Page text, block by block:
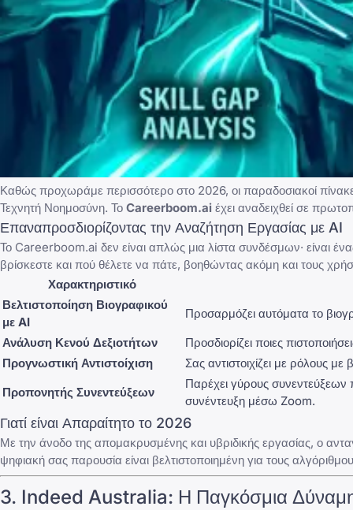
Καθώς προχωράμε περισσότερο στο 2026, οι παραδοσιακοί
Τεχνητή Νοημοσύνη. Το Careerboom.ai έχει αναδειχθεί σε
Επαναπροσδιορίζοντας την Αναζήτηση Εργασίας με AI
Το Careerboom.ai δεν είναι απλώς μια λίστα συνδέσμων· είναι
βρίσκεστε και πού θέλετε να πάτε, βοηθώντας ακόμη και τους
Χαρακτηριστικό
Βελτιστοποίηση Βιογραφικού
με AI
Προσαρμόζει αυτόματα το
Ανάλυση Κενού Δεξιοτήτων
Προσδιορίζει ποιες
Προγνωστική Αντιστοίχιση
Σας αντιστοιχίζει με ρόλους
Προπονητής Συνεντεύξεων
Παρέχει γύρους
συνέντευξη μέσω Zoom.
Γιατί είναι Απαραίτητο το 2026
Με την άνοδο της απομακρυσμένης και υβριδικής εργασίας, ο
ψηφιακή σας παρουσία είναι βελτιστοποιημένη για τους
3. Indeed Australia: Η Παγκόσμια